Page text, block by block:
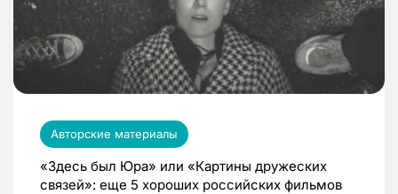
Авторские материалы
«Здесь был Юра» или «Картины дружеских
связей»: еще 5 хороших российских фильмов